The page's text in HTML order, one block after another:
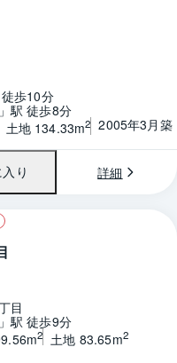
歩10分
駅 徒歩8分
土地 134.33m2 2005年3月築
入り 詳細
間取り
目
駅 徒歩9分
2 土地 83.65m2